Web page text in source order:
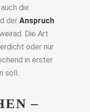
die
der Anspruch
Die Art
oder nur
in erster
soll.
–